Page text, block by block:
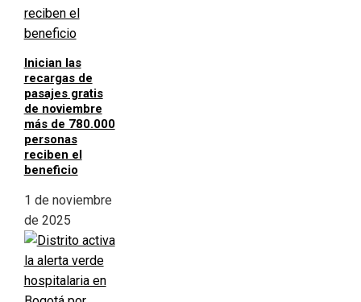
Inician las
recargas de
pasajes gratis
de noviembre
más de 780.000
personas
reciben el
beneficio
1 de noviembre
de 2025